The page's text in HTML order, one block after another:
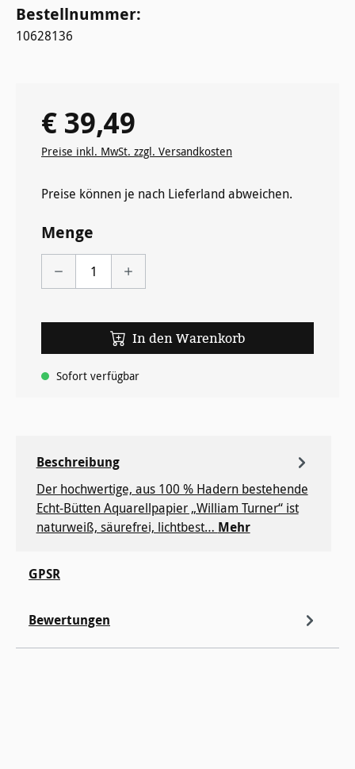
Bestellnummer:
10628136
Regulärer Preis:
€ 39,49
Preise inkl. MwSt. zzgl. Versandkosten
Preise können je nach Lieferland abweichen.
Menge
In den Warenkorb
Sofort verfügbar
Beschreibung
Der hochwertige, aus 100 % Hadern bestehende
Echt-Bütten Aquarellpapier „William Turner“ ist
naturweiß, säurefrei, lichtbest… Mehr
GPSR
Bewertungen